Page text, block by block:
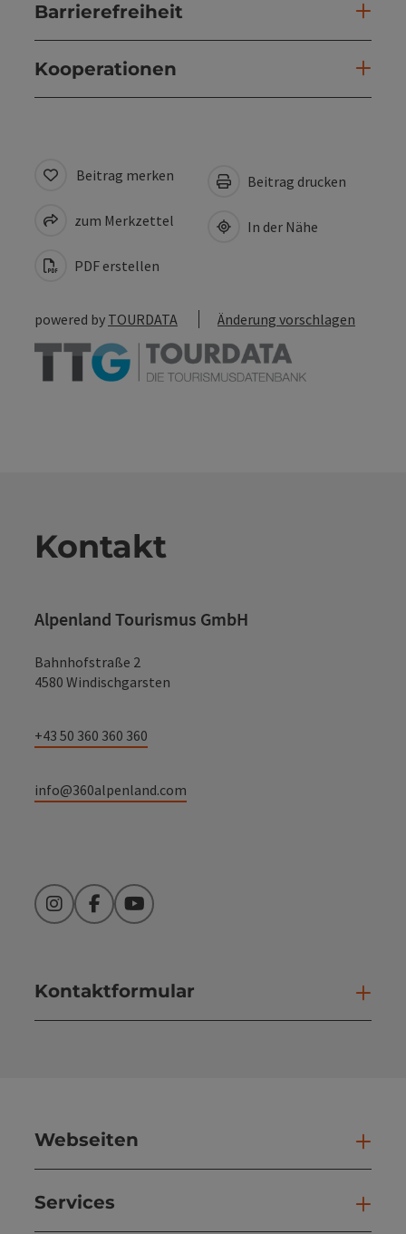
Barrierefreiheit
Kooperationen
Beitrag merken
zum Merkzettel
PDF erstellen
Beitrag drucken
In der Nähe
powered by TOURDATA Änderung vorschlagen
Kontakt
Alpenland Tourismus GmbH
Bahnhofstraße 2
4580 Windischgarsten
+43 50 360 360 360
info@360alpenland.com
InstagramFacebookYouTube
Kontaktformular
Webseiten
Services